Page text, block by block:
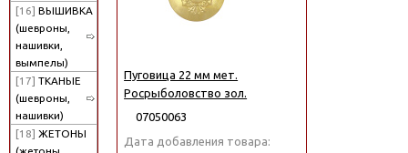
[16] ВЫШИВКА
(шевроны,
нашивки,
вымпелы)
[17] ТКАНЫЕ
(шевроны,
нашивки)
[18] ЖЕТОНЫ
Пуговица 22 мм мет.
Росрыболовство зол.
07050063
Дата добавления товара: